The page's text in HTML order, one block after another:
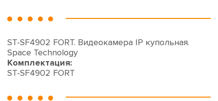
ST-SF4902 FORT. Видеокамера IP купольная.
Space Technology
Комплектация:
ST-SF4902 FORT